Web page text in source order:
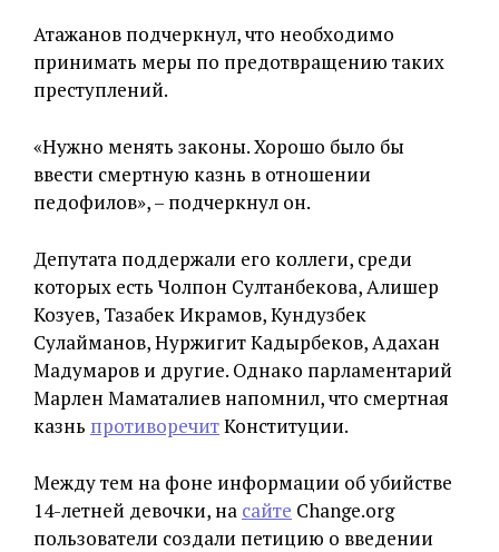
Атажанов подчеркнул, что необходимо
принимать меры по предотвращению таких
преступлений.
«Нужно менять законы. Хорошо было бы
ввести смертную казнь в отношении
педофилов», – подчеркнул он.
Депутата поддержали его коллеги, среди
которых есть Чолпон Султанбекова, Алишер
Козуев, Тазабек Икрамов, Кундузбек
Сулайманов, Нуржигит Кадырбеков, Адахан
Мадумаров и другие. Однако парламентарий
Марлен Маматалиев напомнил, что смертная
казнь противоречитКонституции.
Между тем на фоне информации об убийстве
14-летней девочки, на сайте Change.org
пользователи создали петицию о введении